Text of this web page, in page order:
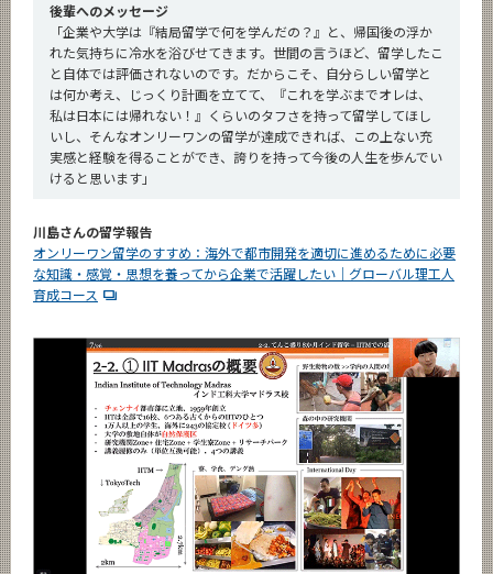
後輩へのメッセージ
「企業や大学は『結局留学で何を学んだの？』と、帰国後の浮か
れた気持ちに冷水を浴びせてきます。世間の言うほど、留学したこ
と自体では評価されないのです。だからこそ、自分らしい留学と
は何か考え、じっくり計画を立てて、『これを学ぶまでオレは、
私は日本には帰れない！』くらいのタフさを持って留学してほし
いし、そんなオンリーワンの留学が達成できれば、この上ない充
実感と経験を得ることができ、誇りを持って今後の人生を歩んでい
けると思います」
川島さんの留学報告
オンリーワン留学のすすめ：海外で都市開発を適切に進めるために必要
な知識・感覚・思想を養ってから企業で活躍したい｜グローバル理工人
育成コース